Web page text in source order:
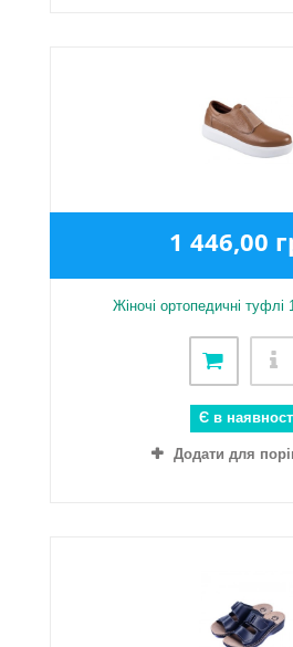
1 446,00
Жіночі ортопедичні туфлі
Є в
Додати для